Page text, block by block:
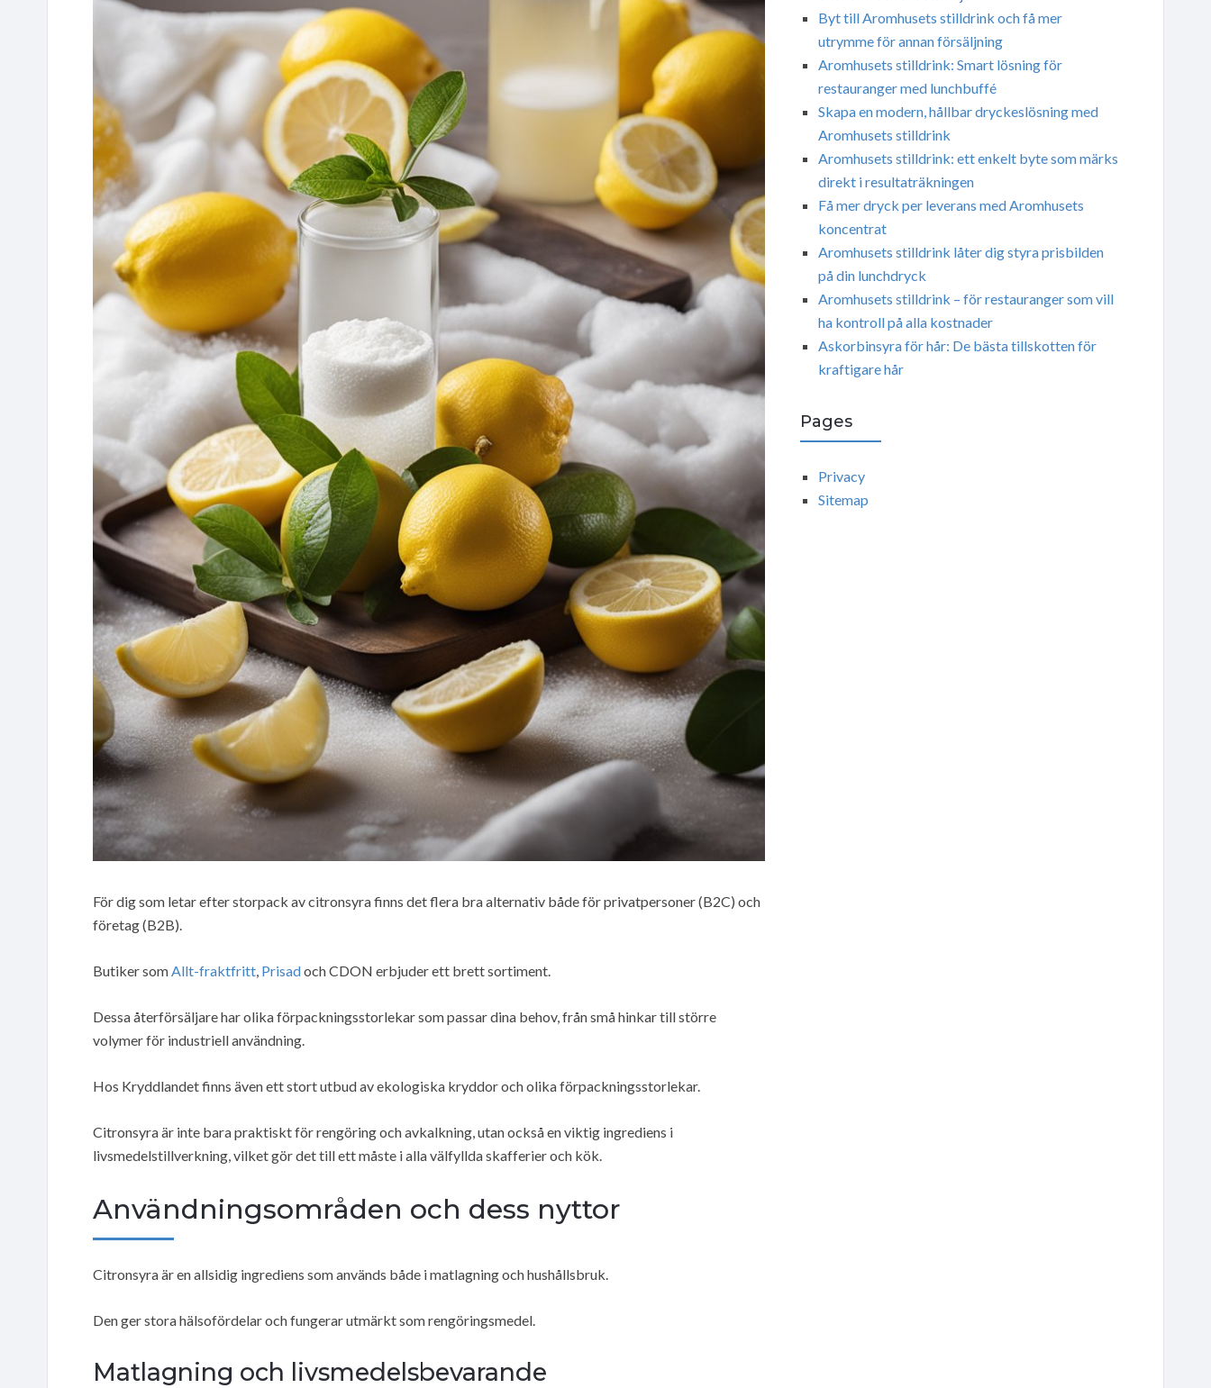
För dig som letar efter storpack av citronsyra finns det flera bra alternativ både för privatpersoner (B2C) och
företag (B2B).
Butiker som Allt-fraktfritt Prisadoch CDON erbjuder ett brett sortiment.
Dessa återförsäljare har olika förpackningsstorlekar som passar dina behov, från små hinkar till större
volymer för industriell användning.
Hos Kryddlandet finns även ett stort utbud av ekologiska kryddor och olika förpackningsstorlekar.
Citronsyra är inte bara praktiskt för rengöring och avkalkning, utan också en viktig ingrediens i
livsmedelstillverkning, vilket gör det till ett måste i alla välfyllda skafferier och kök.
Användningsområden och dess nyttor
Citronsyra är en allsidig ingrediens som används både i matlagning och hushållsbruk.
Den ger stora hälsofördelar och fungerar utmärkt som rengöringsmedel.
Matlagning och livsmedelsbevarande
Byt till Aromhusets stilldrink och få mer
utrymme för annan försäljning
Aromhusets stilldrink: Smart lösning för
restauranger med lunchbuffé
Skapa en modern, hållbar dryckeslösning med
Aromhusets stilldrink
Aromhusets stilldrink: ett enkelt byte som märks
direkt i resultaträkningen
Få mer dryck per leverans med Aromhusets
koncentrat
Aromhusets stilldrink låter dig styra prisbilden
på din lunchdryck
Aromhusets stilldrink – för restauranger som vill
ha kontroll på alla kostnader
Askorbinsyra för hår: De bästa tillskotten för
kraftigare hår
Pages
Privacy
Sitemap